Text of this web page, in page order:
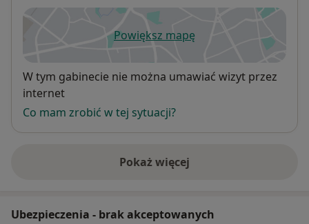
Powiększ mapęotwiera się w nowej karcie
Dostępność
W tym gabinecie nie można umawiać wizyt przez
internet
Co mam zrobić w tej sytuacji?
Pokaż więcej
o adresie
Ubezpieczenia - brak akceptowanych